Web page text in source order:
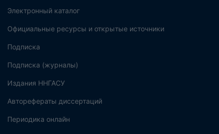
Электронный каталог
Официальные ресурсы и открытые источники
Подписка
Подписка (журналы)
Издания ННГАСУ
Авторефераты диссертаций
Периодика онлайн